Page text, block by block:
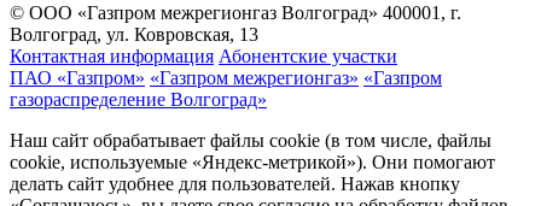
© ООО «Газпром межрегионгаз Волгоград» 400001, г.
Волгоград, ул. Ковровская, 13
Контактная информация Абонентские участки
ПАО «Газпром» «Газпром межрегионгаз» «Газпром
газораспределение Волгоград»
Наш сайт обрабатывает файлы cookie (в том числе, файлы
cookie, используемые «Яндекс-метрикой»). Они помогают
делать сайт удобнее для пользователей. Нажав кнопку